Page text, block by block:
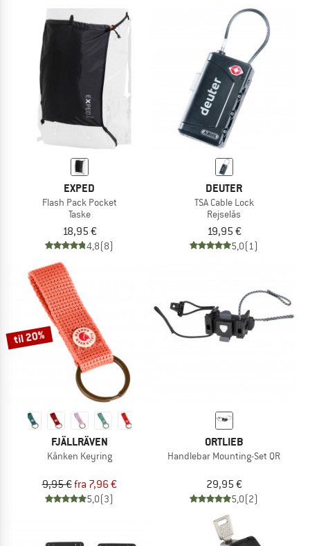
EXPED
Flash Pack Pocket
Taske
18,95 €
4,8(8)
DEUTER
TSA Cable Lock
Rejselås
19,95 €
5,0(1)
til 20%
FJÄLLRÄVEN
Kånken Keyring
9,95 €fra 7,96 €
5,0(3)
ORTLIEB
Handlebar Mounting-Set QR
29,95 €
5,0(2)